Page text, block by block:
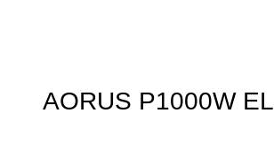
AORUS P1000W